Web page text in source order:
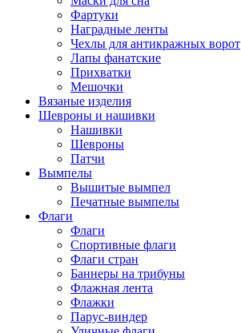
Фартуки
Наградные ленты
Чехлы для антикражных ворот
Лапы фанатские
Прихватки
Мешочки
Вязаные изделия
Шевроны и нашивки
Нашивки
Шевроны
Патчи
Вымпелы
Вышитые вымпел
Печатные вымпелы
Флаги
Флаги
Спортивные флаги
Флаги стран
Баннеры на трибуны
Флажная лента
Флажки
Парус-виндер